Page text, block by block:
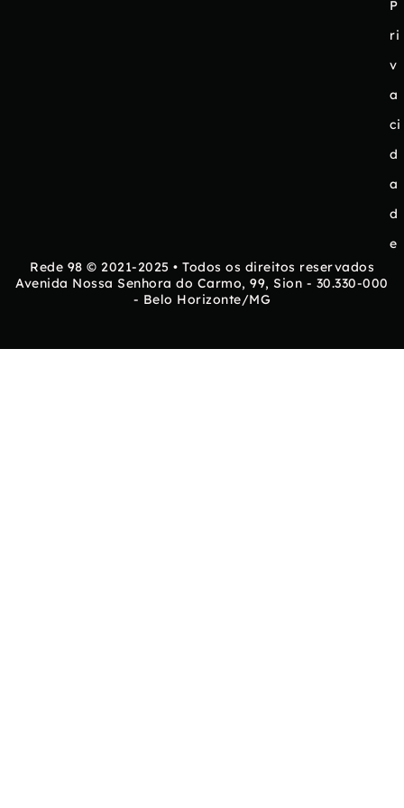
P
ri
v
a
ci
d
a
d
e
Rede 98 © 2021-2025 • Todos os direitos reservados
Avenida Nossa Senhora do Carmo, 99, Sion - 30.330-000
- Belo Horizonte/MG